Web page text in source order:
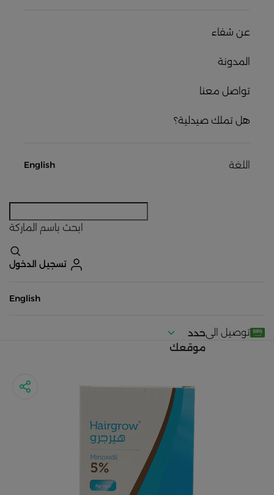
عن شفاء
المدونة
تواصل معنا
هل تملك صيدلية؟
اللغة English
ابحث باسم الماركة
تسجيل الدخول
English
توصيل الىحدد
موقعك